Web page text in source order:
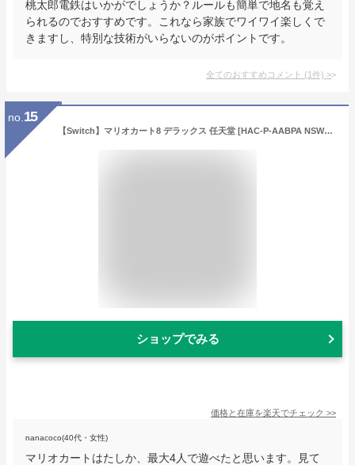
桃太郎電鉄はいかがでしょうか？ルールも簡単で地名も覚え
られるのでおすすめです。これなら家族でワイワイ楽しくで
きますし、特別な技術がいらないのがポイントです。
全てのおすすめコメント (1件) >
no. 15
【Switch】マリオカート8 デラックス 任天堂 [HAC-P-AABPA NSWマリオカート8]
ショップでみる
価格と在庫を楽天でチェック >>
nanacoco(40代・女性)
マリオカートはたしか、最大4人で遊べたと思います。見て